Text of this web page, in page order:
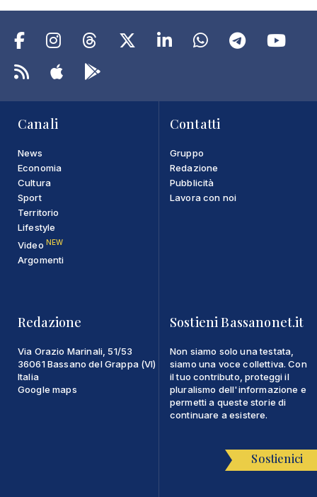
Canali
News
Economia
Cultura
Sport
Territorio
Lifestyle
Video NEW
Argomenti
Contatti
Gruppo
Redazione
Pubblicità
Lavora con noi
Redazione
Via Orazio Marinali, 51/53
36061 Bassano del Grappa (VI)
Italia
Google maps
Sostieni Bassanonet.it
Non siamo solo una testata,
siamo una voce collettiva. Con
il tuo contributo, proteggi il
pluralismo dell'informazione e
permetti a queste storie di
continuare a esistere.
Sostienici